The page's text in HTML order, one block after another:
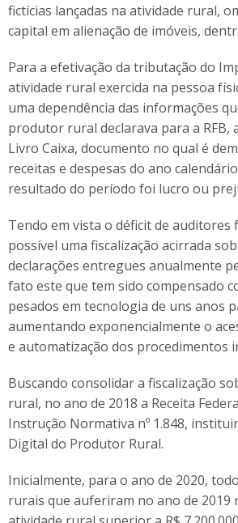
fictícias lançadas na atividade rural,
capital em alienação de imóveis,
Para a efetivação da tributação do
atividade rural exercida na pessoa
uma dependência das informações
produtor rural declarava para a RFB,
Livro Caixa, documento no qual é
receitas e despesas do ano
resultado do período foi lucro ou
Tendo em vista o déficit de auditores
possível uma fiscalização acirrada
declarações entregues anualmente
fato este que tem sido compensado
pesados em tecnologia de uns anos
aumentando exponencialmente o
e automatização dos procedimentos
Buscando consolidar a fiscalização
rural, no ano de 2018 a Receita
Instrução Normativa nº 1.848,
Digital do Produtor Rural.
Inicialmente, para o ano de 2020,
rurais que auferiram no ano de 2019